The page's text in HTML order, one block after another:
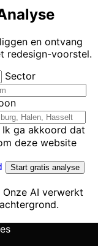
en ontvang
redesign-voorstel.
Sector
Ik ga akkoord dat
deze website
Start gratis analyse
AI verwerkt